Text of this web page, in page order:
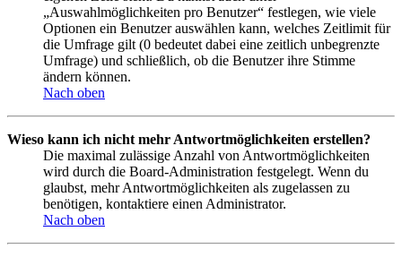
„Auswahlmöglichkeiten pro Benutzer“ festlegen, wie viele
Optionen ein Benutzer auswählen kann, welches Zeitlimit für
die Umfrage gilt (0 bedeutet dabei eine zeitlich unbegrenzte
Umfrage) und schließlich, ob die Benutzer ihre Stimme
ändern können.
Nach oben
Wieso kann ich nicht mehr Antwortmöglichkeiten erstellen?
Die maximal zulässige Anzahl von Antwortmöglichkeiten
wird durch die Board-Administration festgelegt. Wenn du
glaubst, mehr Antwortmöglichkeiten als zugelassen zu
benötigen, kontaktiere einen Administrator.
Nach oben